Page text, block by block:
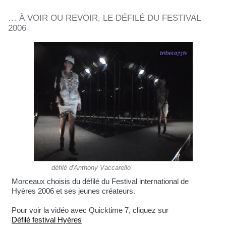
… À VOIR OU REVOIR, LE DÉFILÉ DU FESTIVAL
2006
défilé d'Anthony Vaccarello
Morceaux choisis du défilé du Festival international de
Hyères 2006 et ses jeunes créateurs.
Pour voir la vidéo avec Quicktime 7, cliquez sur
Défilé festival Hyères